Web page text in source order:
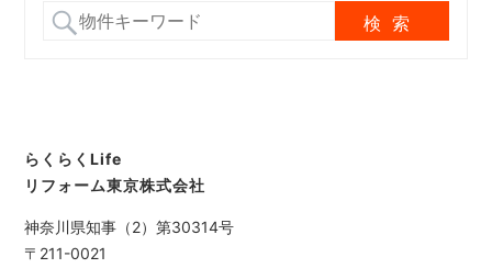
らくらくLife
リフォーム東京株式会社
神奈川県知事（2）第30314号
〒211-0021